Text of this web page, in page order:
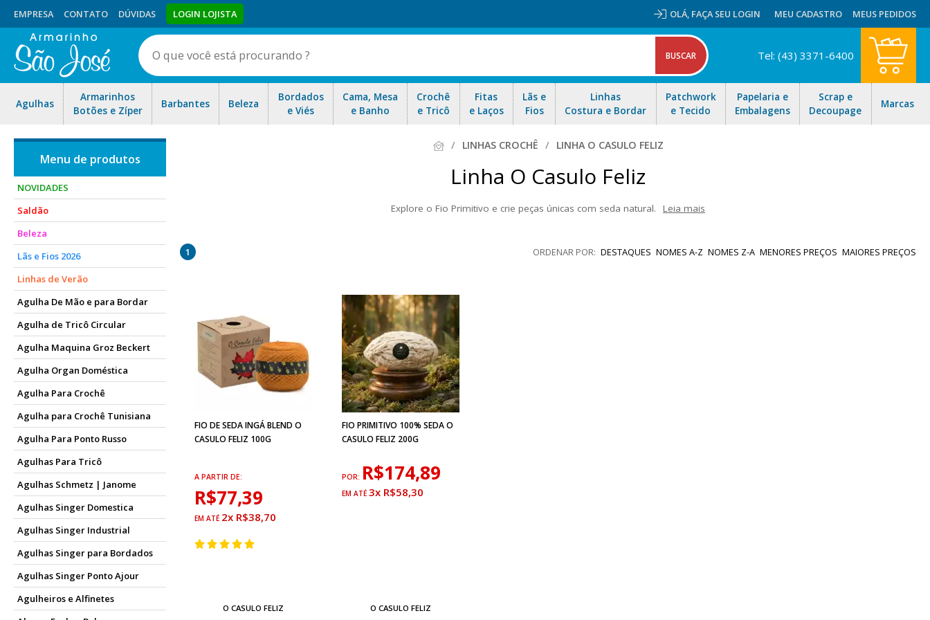
OLÁ, FAÇA SEU LOGIN
EMPRESA CONTATO DÚVIDAS LOGIN LOJISTA MEU CADASTRO MEUS PEDIDOS
Agulhas
Armarinhos
Botões e Zíper
Barbantes Beleza
Bordados
e Viés
Cama, Mesa
e Banho
Crochê
e Tricô
Fitas
e Laços
Lãs e
Fios
Linhas
Costura e Bordar
Patchwork
e Tecido
Papelaria e
Embalagens
Scrap e
Decoupage
Marcas
Tel: (43) 3371-6400
NOVIDADES
Saldão
Beleza
Lãs e Fios 2026
Linhas de Verão
Agulha De Mão e para Bordar
Agulha de Tricô Circular
Agulha Maquina Groz Beckert
Agulha Organ Doméstica
Agulha Para Crochê
Agulha para Crochê Tunisiana
Agulha Para Ponto Russo
Agulhas Para Tricô
Agulhas Schmetz | Janome
Agulhas Singer Domestica
Agulhas Singer Industrial
Agulhas Singer para Bordados
Agulhas Singer Ponto Ajour
Agulheiros e Alfinetes
LINHAS CROCHÊ LINHA O CASULO FELIZ
Linha O Casulo Feliz
Explore o Fio Primitivo e crie peças únicas com seda natural.
Leia mais
um visual marcante e sofisticado, perfeito para projetos que valorizam a estética rústica com elegância natural.
DESTAQUES NOMES A-Z NOMES Z-A MENORES PREÇOS MAIORES PREÇOS
1
FIO DE SEDA INGÁ BLEND O
CASULO FELIZ 100G
A PARTIR DE:
R$77,39
2x R$38,70
O CASULO FELIZ
FIO PRIMITIVO 100% SEDA O
CASULO FELIZ 200G
POR: R$174,89
3x R$58,30
O CASULO FELIZ